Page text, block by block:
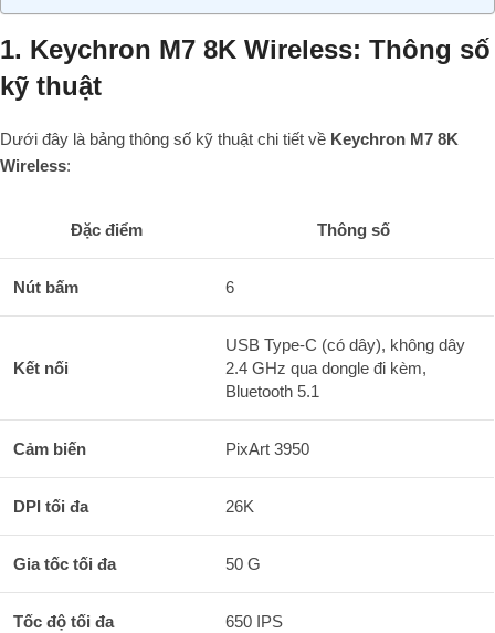
1. Keychron M7 8K Wireless: Thông số
kỹ thuật
Dưới đây là bảng thông số kỹ thuật chi tiết về Keychron M7 8K
Wireless:
Đặc điểm Thông số
Nút bấm 6
Kết nối
USB Type-C (có dây), không dây
2.4 GHz qua dongle đi kèm,
Bluetooth 5.1
Cảm biến PixArt 3950
DPI tối đa 26K
Gia tốc tối đa 50 G
Tốc độ tối đa 650 IPS